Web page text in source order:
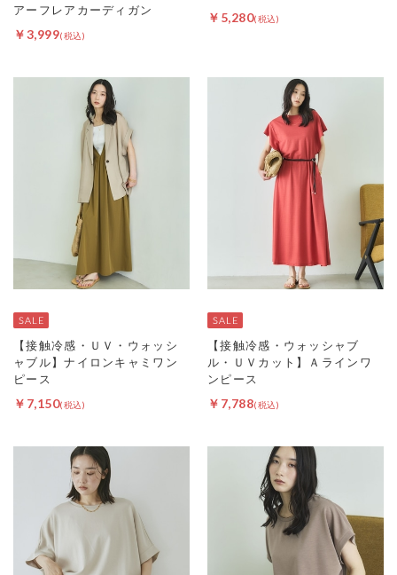
アーフレアカーディガン
￥3,999
￥5,280
【接触冷感・ＵＶ・ウォッシ
ャブル】ナイロンキャミワン
ピース
￥7,150
【接触冷感・ウォッシャブ
ル・ＵＶカット】Ａラインワ
ンピース
￥7,788